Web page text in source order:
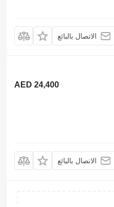
الاتصال بالبائع
AED 24,400
الاتصال بالبائع